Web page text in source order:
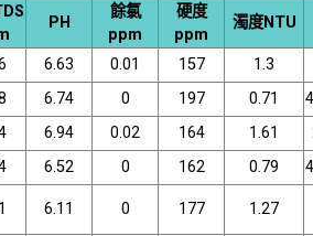
PH
餘氯
ppm
硬度
ppm
濁度NTU
6.63 0.01 157
1.3
6.74 0 197 0.71
6.94 0.02 164 1.61
6.52 0 162 0.79
6.11 0 177 1.27